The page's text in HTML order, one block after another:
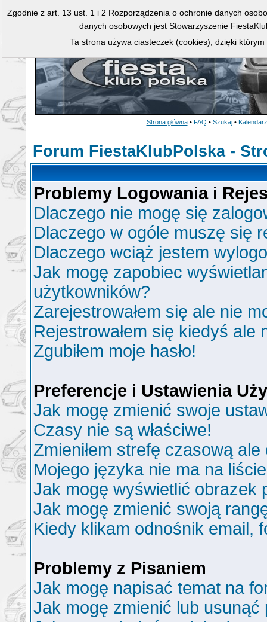
Strona główna • FAQ • Szukaj • Kalendarz
Forum FiestaKlubPolska -
Problemy Logowania i
Dlaczego nie mogę się
Dlaczego w ogóle muszę się
Dlaczego wciąż jestem
Jak mogę zapobiec
użytkowników?
Zarejestrowałem się ale nie
Rejestrowałem się kiedyś ale
Zgubiłem moje hasło!
Preferencje i Ustawienia
Jak mogę zmienić swoje
Czasy nie są właściwe!
Zmieniłem strefę czasową
Mojego języka nie ma na
Jak mogę wyświetlić obrazek
Jak mogę zmienić swoją
Kiedy klikam odnośnik email,
Problemy z Pisaniem
Jak mogę napisać temat na
Jak mogę zmienić lub usunąć
Zgodnie z art. 13 ust. 1 i 2 Rozporządzenia o ochronie danych
danych osobowych jest Stowarzyszenie
Ta strona używa ciasteczek (cookies), dzięki